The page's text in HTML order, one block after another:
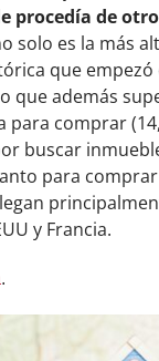
procedía de
solo es la más
que empezó
que además
para comprar
buscar
para
y Francia.
.